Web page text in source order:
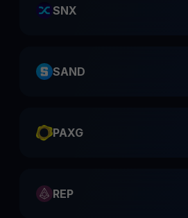
SNX
SAND
PAXG
REP